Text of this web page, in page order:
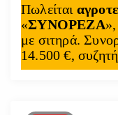
Πωλείται
«ΣΥΝΟΡΕΖΑ»,
με σιτηρά.
14.500 €,